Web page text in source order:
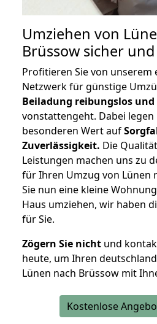
Umziehen von
Brüssow sicher
Profitieren Sie von unserem
Netzwerk für günstige
Beiladung reibungslos und
vonstattengeht. Dabei
besonderen Wert auf
Zuverlässigkeit. Die
Leistungen machen uns zu
für Ihren Umzug von Lünen
Sie nun eine kleine
Haus umziehen, wir haben
für Sie.
Zögern Sie nicht und
heute, um Ihren
Lünen nach Brüssow mit
Kostenlose